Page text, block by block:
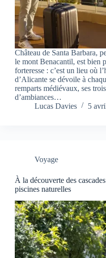
Château de Santa Barbara,
le mont Benacantil, est bien
forteresse : c’est un lieu où
d’Alicante se dévoile à
remparts médiévaux, ses
d’ambiances…
Lucas Davies
5
Voyage
À la découverte des
piscines naturelles